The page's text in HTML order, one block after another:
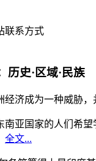
历史·区域·民族
经济成为一种威胁
南亚国家的人们希
全文...